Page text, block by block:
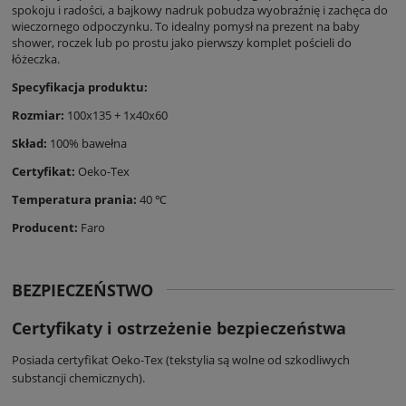
spokoju i radości, a bajkowy nadruk pobudza wyobraźnię i zachęca do
wieczornego odpoczynku. To idealny pomysł na prezent na baby
shower, roczek lub po prostu jako pierwszy komplet pościeli do
łóżeczka.
Specyfikacja produktu:
Rozmiar: 100x135 + 1x40x60
Skład: 100% bawełna
Certyfikat: Oeko-Tex
Temperatura prania: 40 ℃
Producent: Faro
BEZPIECZEŃSTWO
Certyfikaty i ostrzeżenie bezpieczeństwa
Posiada certyfikat Oeko-Tex (tekstylia są wolne od szkodliwych
substancji chemicznych).